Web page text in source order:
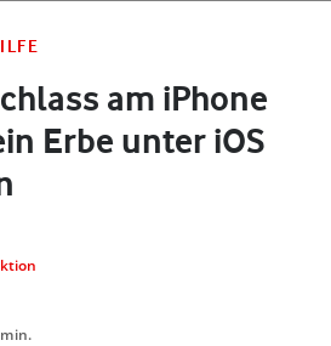
am iPhone
Erbe unter iOS